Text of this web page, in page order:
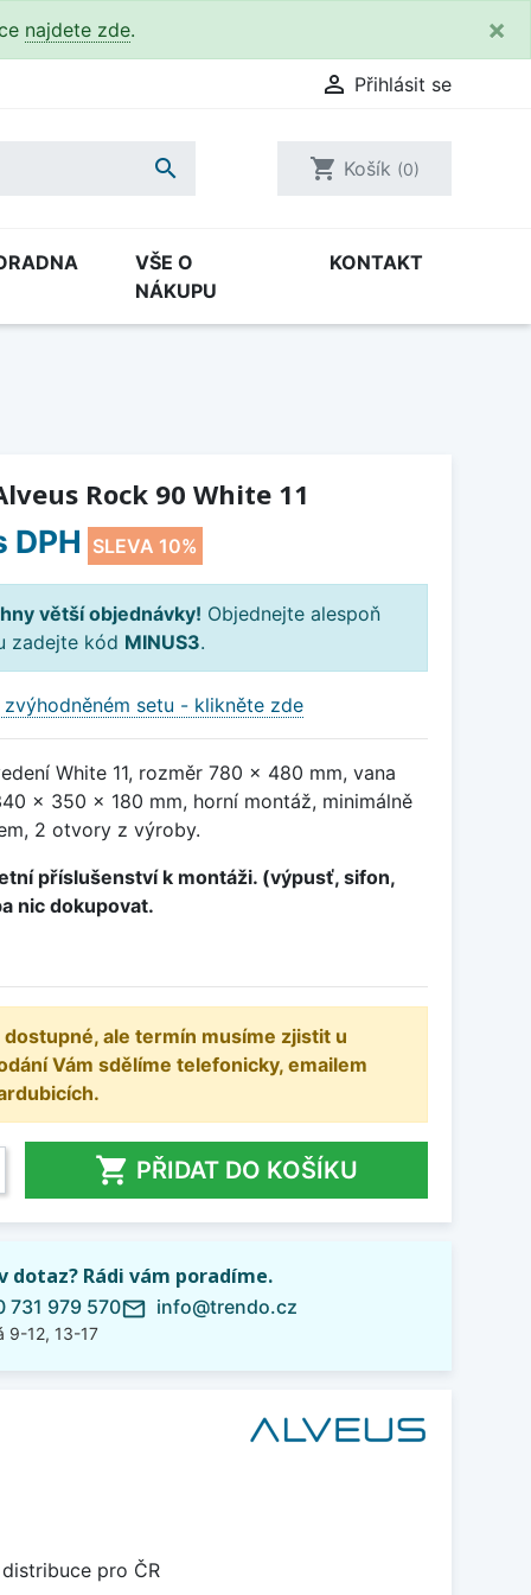
najdete zde. ×
 Přihlásit se
 shopping_cart Košík (0)
VŠE O
NÁKUPU
KONTAKT
Rock 90 White 11
DPH SLEVA 10%
větší objednávky! Objednejte alespoň
zadejte kód MINUS3.
setu - klikněte zde
White 11, rozměr 780 x 480 mm, vana
x 350 x 180 mm, horní montáž, minimálně
2 otvory z výroby.
příslušenství k montáži. (výpusť, sifon,
nic dokupovat.
ale termín musíme zjistit u
Vám sdělíme telefonicky, emailem
 PŘIDAT DO KOŠÍKU
dotaz? Rádi vám poradíme.
731 979 570
9-12, 13-17
mail_outline info@trendo.cz
pro ČR